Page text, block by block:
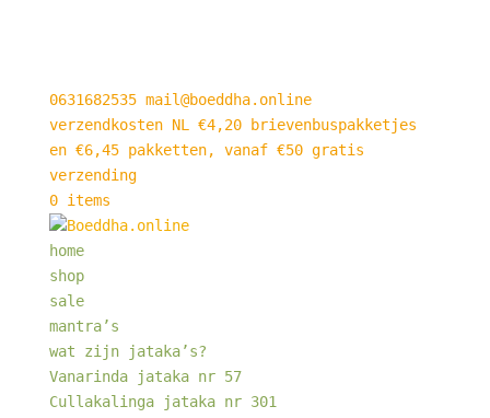
0631682535 mail@boeddha.online
verzendkosten NL €4,20 brievenbuspakketjes
en €6,45 pakketten, vanaf €50 gratis
verzending
0 items
home
shop
sale
mantra’s
wat zijn jataka’s?
Vanarinda jataka nr 57
Cullakalinga jataka nr 301